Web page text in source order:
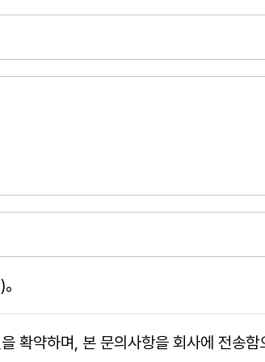
확약하며, 본 문의사항을 회사에 전송